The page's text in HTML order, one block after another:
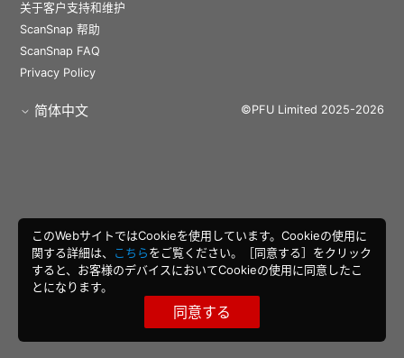
关于客户支持和维护
ScanSnap 帮助
ScanSnap FAQ
Privacy Policy
简体中文 ©PFU Limited 2025-2026
このWebサイトではCookieを使用しています。Cookieの使用に
関する詳細は、
こちらをご覧ください。［同意する］をクリック
すると、お客様のデバイスにおいてCookieの使用に同意したこ
とになります。
同意する